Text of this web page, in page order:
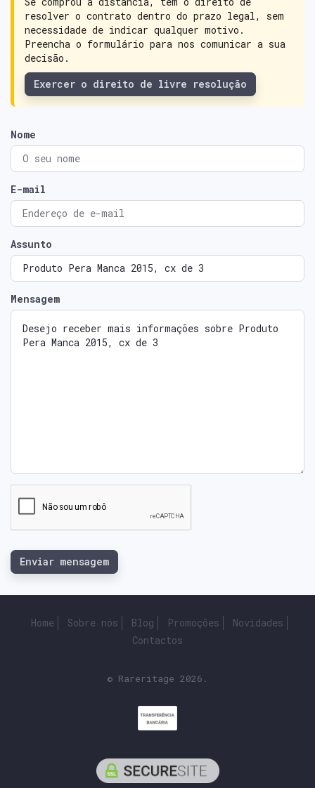
resolver o contrato dentro do prazo legal, sem
necessidade de indicar qualquer motivo.
Preencha o formulário para nos comunicar a sua
decisão.
Exercer o direito de livre resolução
Nome
E-mail
Assunto
Mensagem
Enviar mensagem
Home Sobre nós Blog Promoções
Novidades
Contactos
© Rareritage 2026.